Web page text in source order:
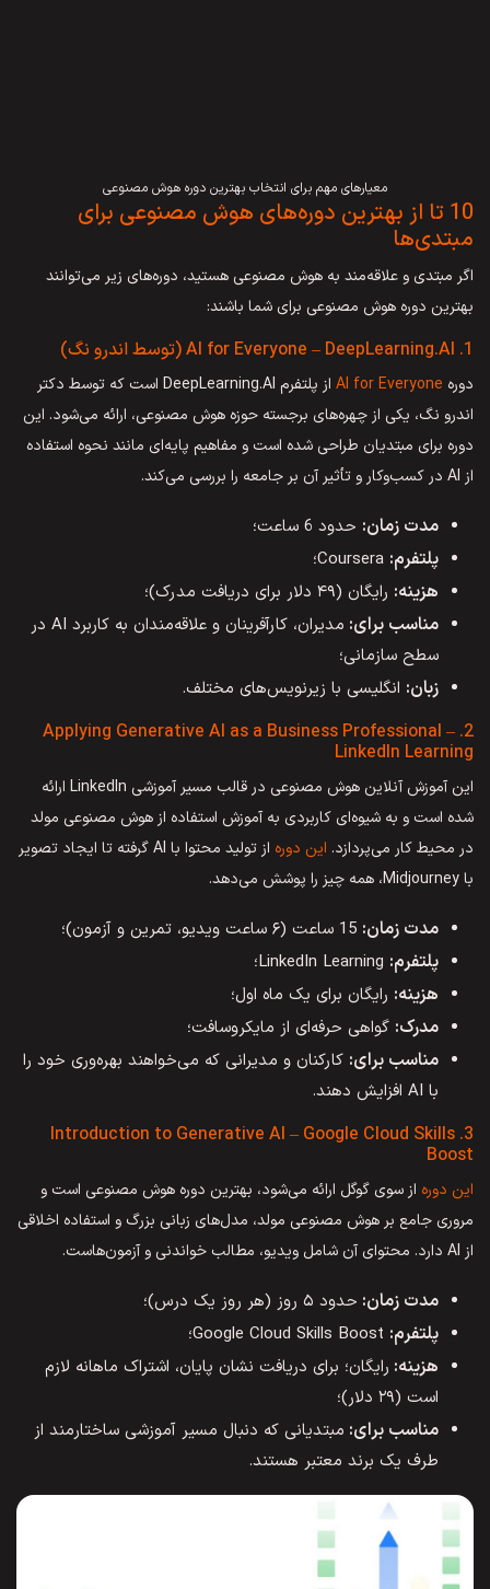
معیارهای مهم برای انتخاب بهترین دوره هوش مصنوعی
10 تا از بهترین دوره‌های هوش مصنوعی برای
مبتدی‌ها
اگر مبتدی و علاقه‌مند به هوش مصنوعی هستید، دوره‌های زیر می‌توانند
بهترین دوره هوش مصنوعی برای شما باشند:
1. AI for Everyone – DeepLearning.AI (توسط اندرو نگ)
دوره AI for Everyone
از پلتفرم DeepLearning.AI است که توسط دکتر
اندرو نگ، یکی از چهره‌های برجسته حوزه هوش مصنوعی، ارائه می‌شود. این
دوره برای مبتدیان طراحی شده است و مفاهیم پایه‌ای مانند نحوه استفاده
از AI در کسب‌وکار و تأثیر آن بر جامعه را بررسی می‌کند.
مدت زمان: حدود 6 ساعت؛
پلتفرم:
هزینه: رایگان (۴۹ دلار برای دریافت مدرک)؛
مناسب برای:
مدیران، کارآفرینان و علاقه‌مندان به کاربرد AI در
سطح سازمانی؛
زبان: انگلیسی با زیرنویس‌های مختلف.
2. Applying Generative AI as a Business Professional –
LinkedIn Learning
این آموزش آنلاین هوش مصنوعی در قالب مسیر آموزشی LinkedIn ارائه
شده است و به شیوه‌ای کاربردی به آموزش استفاده از هوش مصنوعی مولد
در محیط کار می‌پردازد. این دوره
از تولید محتوا با AI گرفته تا ایجاد تصویر
با Midjourney، همه چیز را پوشش می‌دهد.
مدت زمان:
پلتفرم:
هزینه: رایگان برای یک ماه اول؛
مدرک: گواهی حرفه‌ای از مایکروسافت؛
مناسب برای: کارکنان و مدیرانی که می‌خواهند بهره‌وری خود را
با AI افزایش دهند.
3. Introduction to Generative AI – Google Cloud Skills
Boost
این دوره از سوی گوگل ارائه می‌شود، بهترین دوره هوش مصنوعی است و
مروری جامع بر هوش مصنوعی مولد، مدل‌های زبانی بزرگ و استفاده اخلاقی
از AI دارد. محتوای آن شامل ویدیو، مطالب خواندنی و آزمون‌هاست.
مدت زمان: حدود ۵ روز (هر روز یک درس)؛
پلتفرم:
هزینه: رایگان؛ برای دریافت نشان پایان، اشتراک ماهانه لازم
است (۲۹ دلار)؛
مناسب برای: مبتدیانی که دنبال مسیر آموزشی ساختارمند از
طرف یک برند معتبر هستند.